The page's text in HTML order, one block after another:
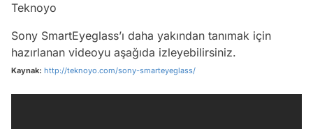
Teknoyo
Sony SmartEyeglass’ı daha yakından tanımak için
hazırlanan videoyu aşağıda izleyebilirsiniz.
Kaynak: http://teknoyo.com/sony-smarteyeglass/